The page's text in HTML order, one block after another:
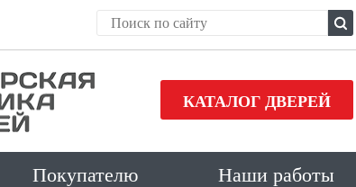
КАТАЛОГ ДВЕРЕЙ
Покупателю Наши работы